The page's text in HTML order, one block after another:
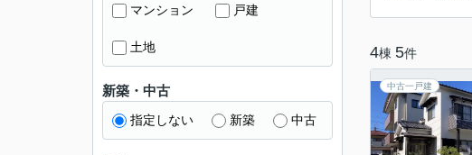
4棟 5件
中古一戸建
マンション 戸建
土地
新築・中古
指定しない 新築 中古